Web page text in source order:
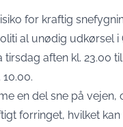
for kraftig
al unødig udkørsel
tirsdag aften kl. 23.00
en del sne på vejen,
forringet, hvilket